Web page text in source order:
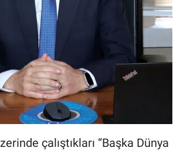
çalıştıkları “Başka Dünya